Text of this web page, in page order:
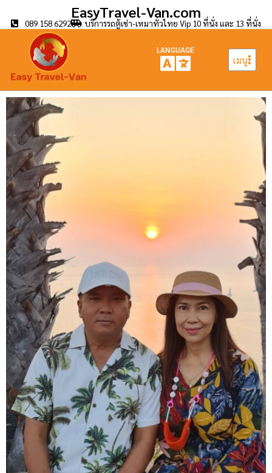
EasyTravel-Van.com
089 158 6292 บริการรถตู้เช่า-เหมาทั่วไทย Vip 10 ที่นั่ง และ 13 ที่นั่ง
เมนู
LANGUAGE